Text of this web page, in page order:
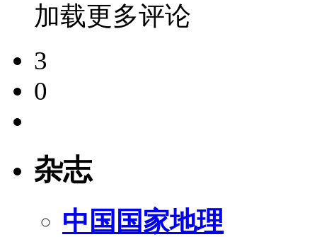
加载更多评论
3
0
杂志
中国国家地理